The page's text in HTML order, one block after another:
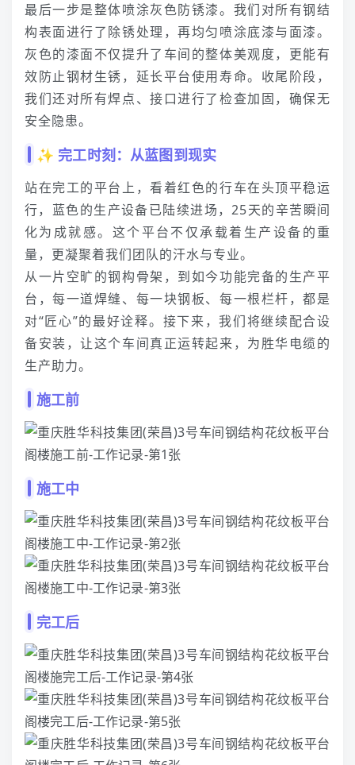
最后一步是整体喷涂灰色防锈漆。我们对所有钢结
构表面进行了除锈处理，再均匀喷涂底漆与面漆。
灰色的漆面不仅提升了车间的整体美观度，更能有
效防止钢材生锈，延长平台使用寿命。收尾阶段，
我们还对所有焊点、接口进行了检查加固，确保无
安全隐患。
✨ 完工时刻：从蓝图到现实
站在完工的平台上，看着红色的行车在头顶平稳运
行，蓝色的生产设备已陆续进场，25天的辛苦瞬间
化为成就感。这个平台不仅承载着生产设备的重
量，更凝聚着我们团队的汗水与专业。
从一片空旷的钢构骨架，到如今功能完备的生产平
台，每一道焊缝、每一块钢板、每一根栏杆，都是
对“匠心”的最好诠释。接下来，我们将继续配合设
备安装，让这个车间真正运转起来，为胜华电缆的
生产助力。
施工前
施工中
完工后